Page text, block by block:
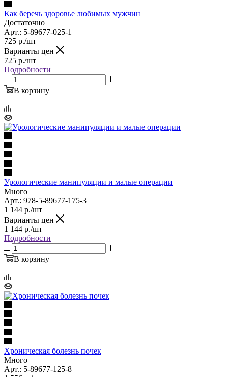
Как беречь здоровье любимых мужчин
Достаточно
Арт.: 5-89677-025-1
725 р./шт
Варианты цен
725 р./шт
Подробности
В корзину
Урологические манипуляции и малые операции
Много
Арт.: 978-5-89677-175-3
1 144 р./шт
Варианты цен
1 144 р./шт
Подробности
В корзину
Хроническая болезнь почек
Много
Арт.: 5-89677-125-8